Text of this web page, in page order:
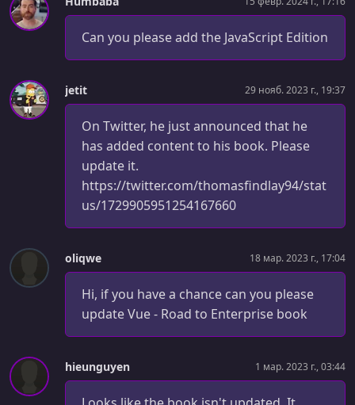
Can you please add the JavaScript Edition
jetit 29 нояб. 2023 г., 19:37
On Twitter, he just announced that he
has added content to his book. Please
update it.
https://twitter.com/thomasfindlay94/stat
us/1729905951254167660
oliqwe 18 мар. 2023 г., 17:04
Hi, if you have a chance can you please
update Vue - Road to Enterprise book
hieunguyen 1 мар. 2023 г., 03:44